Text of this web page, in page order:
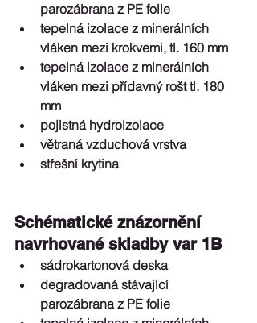
parozábrana z PE folie
tepelná izolace z minerálních
vláken mezi krokvemi, tl. 160 mm
tepelná izolace z minerálních
vláken mezi přídavný rošt tl. 180
mm
pojistná hydroizolace
větraná vzduchová vrstva
střešní krytina
Schématické znázornění
navrhované skladby var 1B
sádrokartonová deska
degradovaná stávající
parozábrana z PE folie